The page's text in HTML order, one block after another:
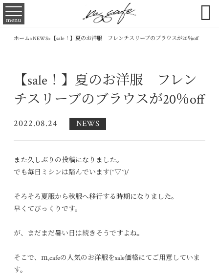
menu 
ホーム>NEWS> 【sale！】夏のお洋服 フレンチスリーブのブラウスが20％off
【sale！】夏のお洋服 フレン
チスリーブのブラウスが20％off
2022.08.24 NEWS
また久しぶりの投稿になりました。
でも毎日ミシンは踏んでいます(^▽^)/
そろそろ夏服から秋服へ移行する時期になりました。
早くてびっくりです。
が、まだまだ暑い日は続きそうですよね。
そこで、ｍ,cafeの人気のお洋服をsale価格にてご用意していま
す。